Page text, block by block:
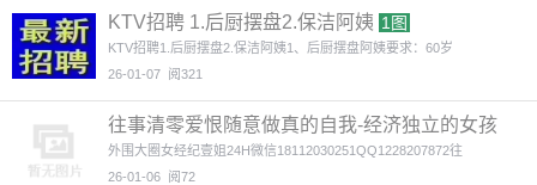
KTV招聘 1.后厨摆盘2.保洁阿姨 1图
KTV招聘1.后厨摆盘2.保洁阿姨1、后厨摆盘阿姨要求：60岁
26-01-07 阅321
往事清零爱恨随意做真的自我-经济独立的女孩
最美-全国外围招聘
外围大圈女经纪壹姐24H微信18112030251QQ1228207872往
26-01-06 阅72